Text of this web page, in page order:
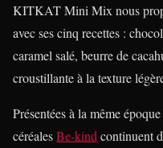
KITKAT Mini Mix nous
avec ses cinq recettes :
caramel salé, beurre de
croustillante à la texture
Présentées à la même
céréalesBe-kind continuent